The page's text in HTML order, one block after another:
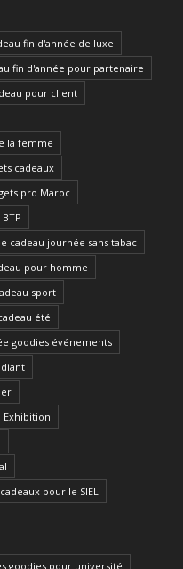
fin d'année de luxe
fin d'année pour partenaire
pour client
la femme
cadeaux
pro Maroc
cadeau journée sans tabac
pour homme
sport
été
goodies événements
Exhibition
pour le SIEL
goodies pour université